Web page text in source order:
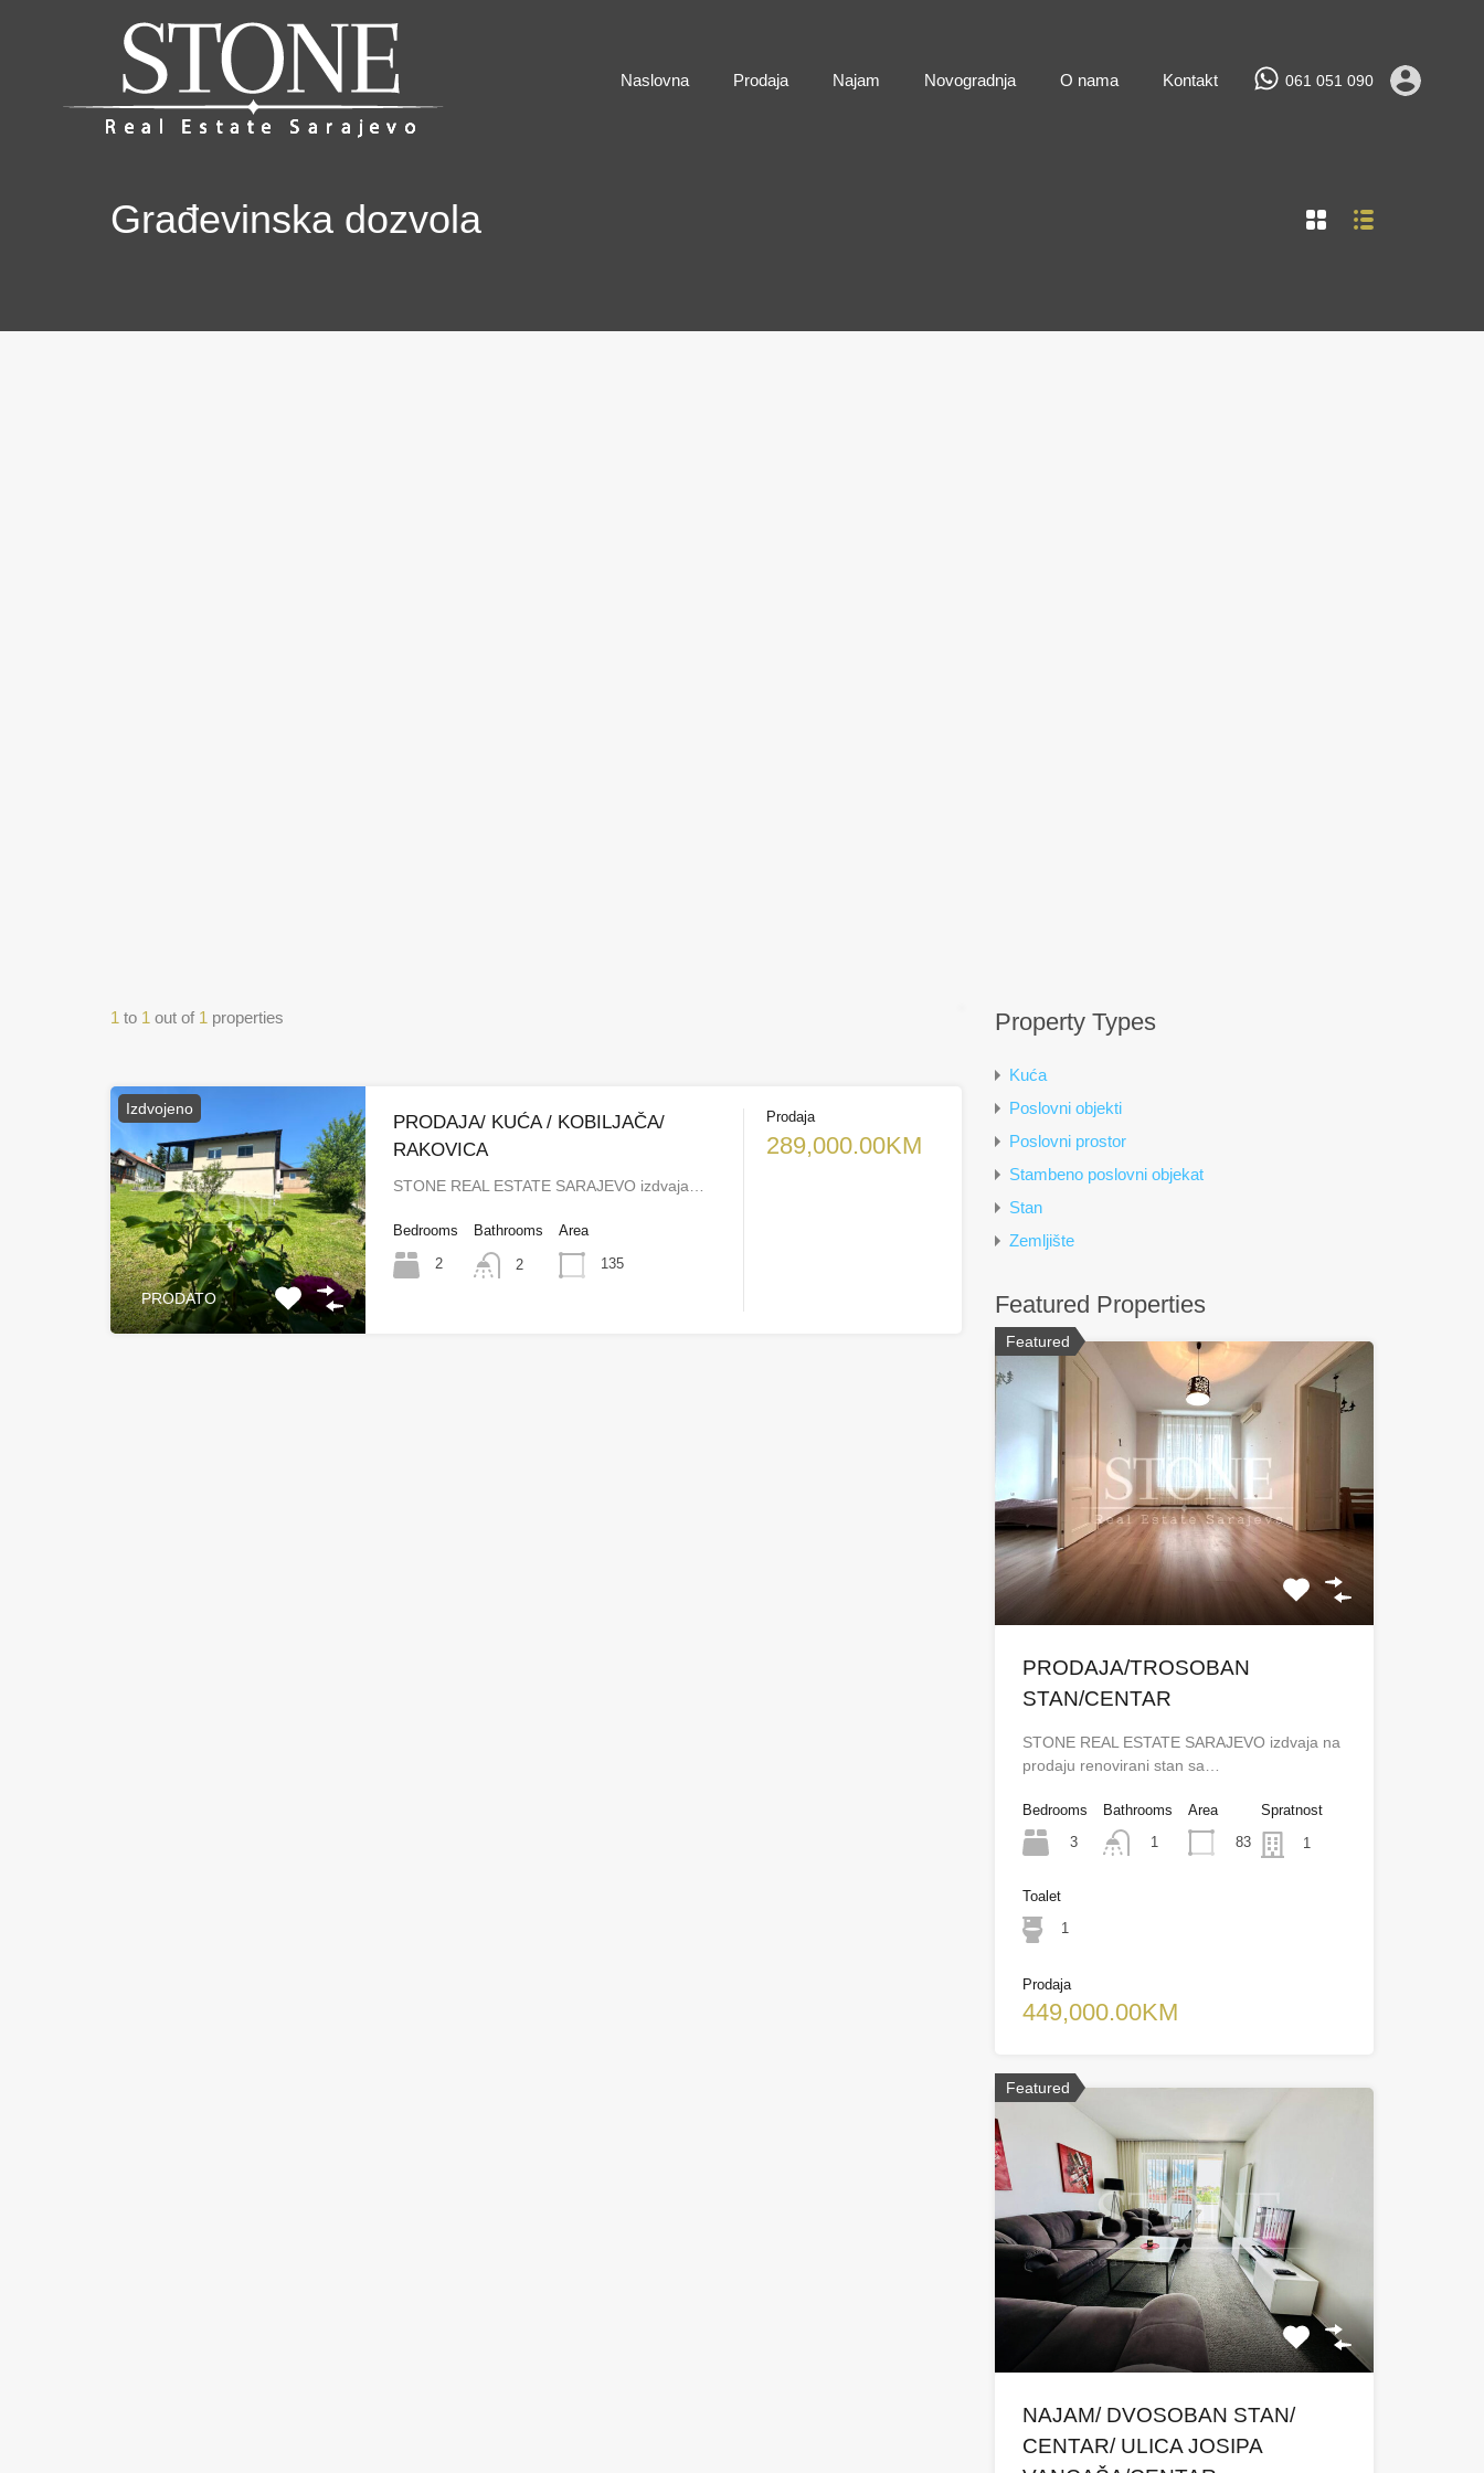
Naslovna Prodaja Najam Novogradnja O nama Kontakt 061 051 090
Građevinska dozvola
1 to 1 out of 1 properties
Izdvojeno
PRODATO
PRODAJA/ KUĆA / KOBILJAČA/
RAKOVICA
STONE REAL ESTATE SARAJEVO izdvaja…
Bedrooms
2
Bathrooms
2
Area
135
Prodaja
289,000.00KM
Property Types
Kuća
Poslovni objekti
Poslovni prostor
Stambeno poslovni objekat
Stan
Zemljište
Featured Properties
Featured
PRODAJA/TROSOBAN
STAN/CENTAR
STONE REAL ESTATE SARAJEVO izdvaja na
prodaju renovirani stan sa…
Bedrooms
3
Bathrooms
1
Area
83
Spratnost
1
Toalet
1
Prodaja
449,000.00KM
Featured
NAJAM/ DVOSOBAN STAN/
CENTAR/ ULICA JOSIPA